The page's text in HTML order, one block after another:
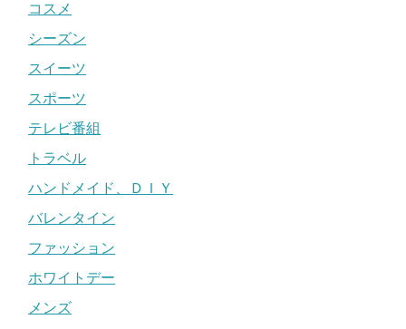
コスメ
シーズン
スイーツ
スポーツ
テレビ番組
トラベル
ハンドメイド、ＤＩＹ
バレンタイン
ファッション
ホワイトデー
メンズ